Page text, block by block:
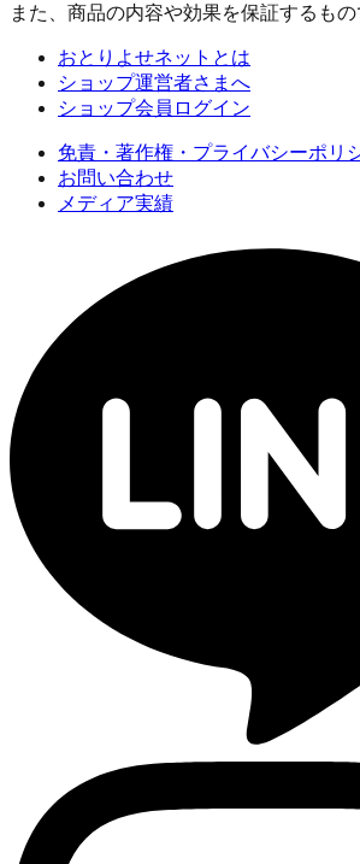
また、商品の内容や効果を保証するもの
おとりよせネットとは
ショップ運営者さまへ
ショップ会員ログイン
免責・著作権・プライバシーポリ
お問い合わせ
メディア実績